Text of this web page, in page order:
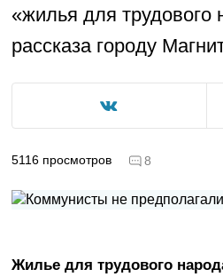
«жилья для трудового
рассказа городу
5116 просмотров 8
Жилье для трудового